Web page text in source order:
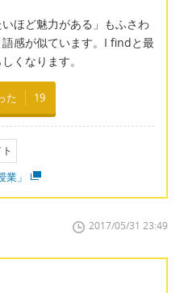
ほど魅力がある」もふさわ
感が似ています。I findと最
くなります。
た 19
」
2017/05/31 23:49